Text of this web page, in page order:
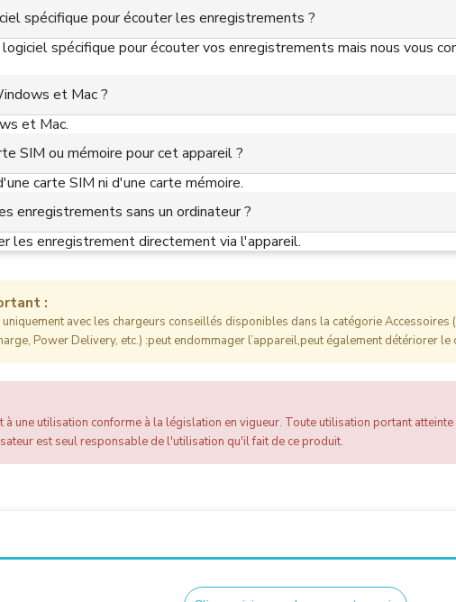
spécifique pour écouter les enregistrements ?
logiciel spécifique pour écouter vos enregistrements mais nous vous
et Mac ?
et Mac.
SIM ou mémoire pour cet appareil ?
carte SIM ni d'une carte mémoire.
enregistrements sans un ordinateur ?
les enregistrement directement via l'appareil.
:
avec les chargeurs conseillés disponibles dans la catégorie Accessoires
Power Delivery, etc.) :peut endommager l’appareil,peut également détériorer
une utilisation conforme à la législation en vigueur. Toute utilisation portant
est seul responsable de l'utilisation qu'il fait de ce produit.